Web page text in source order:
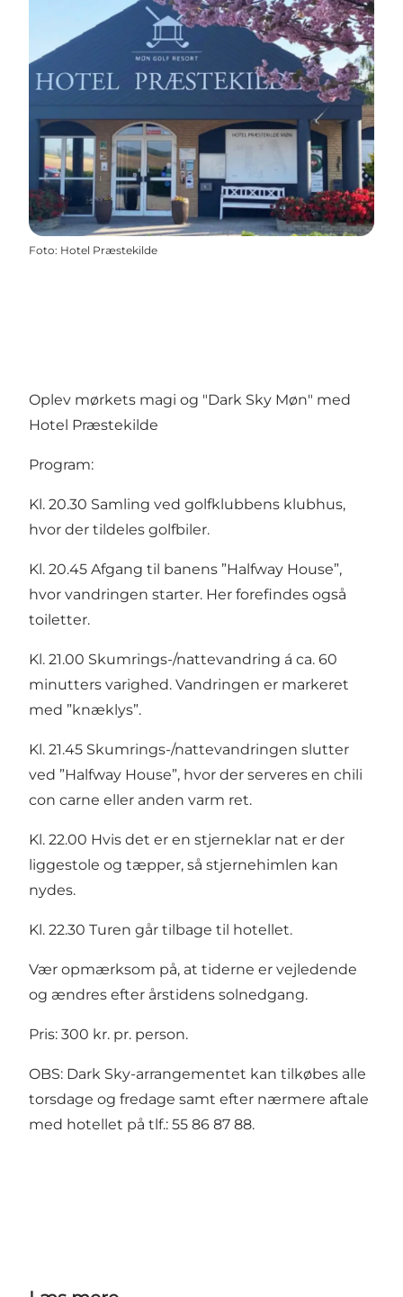
Foto: Hotel Præstekilde
Oplev mørkets magi og "Dark Sky Møn" med
Hotel Præstekilde
Program:
Kl. 20.30 Samling ved golfklubbens klubhus,
hvor der tildeles golfbiler.
Kl. 20.45 Afgang til banens ”Halfway House”,
hvor vandringen starter. Her forefindes også
toiletter.
Kl. 21.00 Skumrings-/nattevandring á ca. 60
minutters varighed. Vandringen er markeret
med ”knæklys”.
Kl. 21.45 Skumrings-/nattevandringen slutter
ved ”Halfway House”, hvor der serveres en chili
con carne eller anden varm ret.
Kl. 22.00 Hvis det er en stjerneklar nat er der
liggestole og tæpper, så stjernehimlen kan
nydes.
Kl. 22.30 Turen går tilbage til hotellet.
Vær opmærksom på, at tiderne er vejledende
og ændres efter årstidens solnedgang.
Pris: 300 kr. pr. person.
OBS: Dark Sky-arrangementet kan tilkøbes alle
torsdage og fredage samt efter nærmere aftale
med hotellet på tlf.: 55 86 87 88.